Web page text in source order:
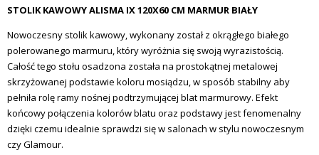
STOLIK KAWOWY ALISMA IX 120X60 CM MARMUR BIAŁY
Nowoczesny stolik kawowy, wykonany został z okrągłego białego
polerowanego marmuru, który wyróżnia się swoją wyrazistością.
Całość tego stołu osadzona została na prostokątnej metalowej
skrzyżowanej podstawie koloru mosiądzu, w sposób stabilny aby
pełniła rolę ramy nośnej podtrzymującej blat marmurowy. Efekt
końcowy połączenia kolorów blatu oraz podstawy jest fenomenalny
dzięki czemu idealnie sprawdzi się w salonach w stylu nowoczesnym
czy Glamour.